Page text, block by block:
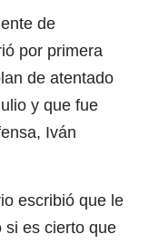
de
por primera
de atentado
y que fue
Iván
escribió que le
si es cierto que